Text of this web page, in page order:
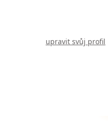
upravit svůj profil